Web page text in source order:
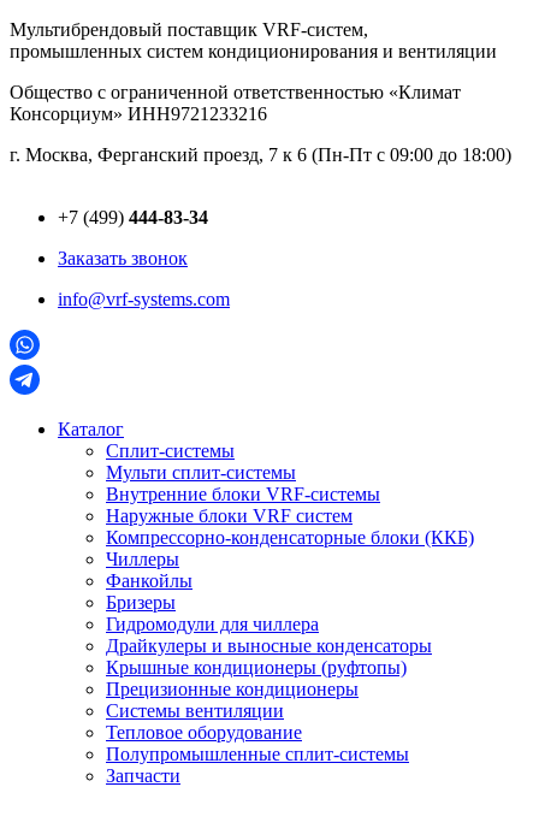
Перейти
к
Мультибрендовый поставщик VRF-cистем,
промышленных систем кондиционирования и вентиляции
Общество с ограниченной ответственностью «Климат
Консорциум» ИНН9721233216
г. Москва, Ферганский проезд, 7 к 6 (Пн-Пт с 09:00 до 18:00)
+7 (499) 444-83-34
Заказать звонок
info@vrf-systems.com
Каталог
Сплит-системы
Мульти сплит-системы
Внутренние блоки VRF-cистемы
Наружные блоки VRF cистем
Компрессорно-конденсаторные блоки (ККБ)
Чиллеры
Фанкойлы
Бризеры
Гидромодули для чиллера
Драйкулеры и выносные конденсаторы
Крышные кондиционеры (руфтопы)
Прецизионные кондиционеры
Системы вентиляции
Тепловое оборудование
Полупромышленные сплит-системы
Запчасти